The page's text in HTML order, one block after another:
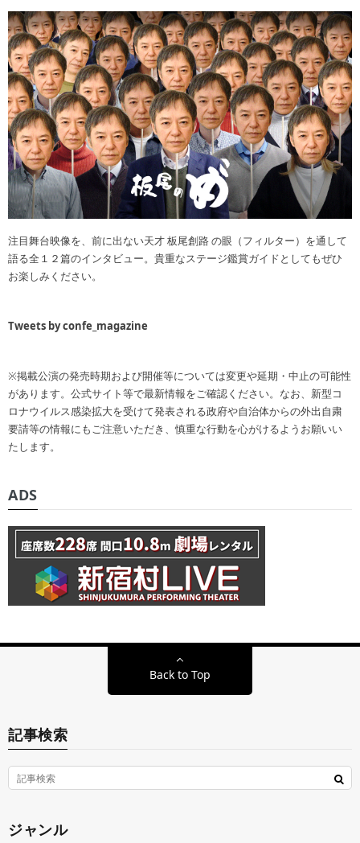
注目舞台映像を、前に出ない天才 板尾創路 の眼（フィルター）を通して
語る全１２篇のインタビュー。貴重なステージ鑑賞ガイドとしてもぜひ
お楽しみください。
Tweets by confe_magazine
※掲載公演の発売時期および開催等については変更や延期・中止の可能性
があります。公式サイト等で最新情報をご確認ください。なお、新型コ
ロナウイルス感染拡大を受けて発表される政府や自治体からの外出自粛
要請等の情報にもご注意いただき、慎重な行動を心がけるようお願いい
たします。
ADS
Back to Top
記事検索
ジャンル